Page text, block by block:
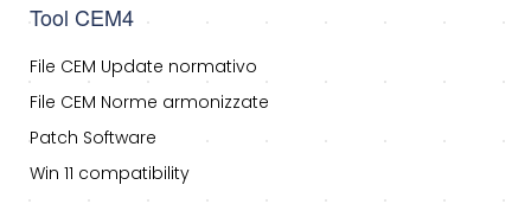
Tool CEM4
File CEM Update normativo
File CEM Norme armonizzate
Patch Software
Win 11 compatibility